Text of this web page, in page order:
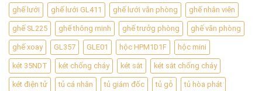
ghế lưới ghế lưới GL411 ghế lưới văn phòng ghế nhân viên
ghế SL225 ghế thông minh ghế trưởg phòng ghế văn phòng
ghế xoay GL357 GLE01 hộc HPM1D1F hộc mini
két 35NDT két chống cháy két sắt két sắt chống cháy
két điện tử tủ cá nhân tủ giám đốc tủ gỗ tủ hòa phát